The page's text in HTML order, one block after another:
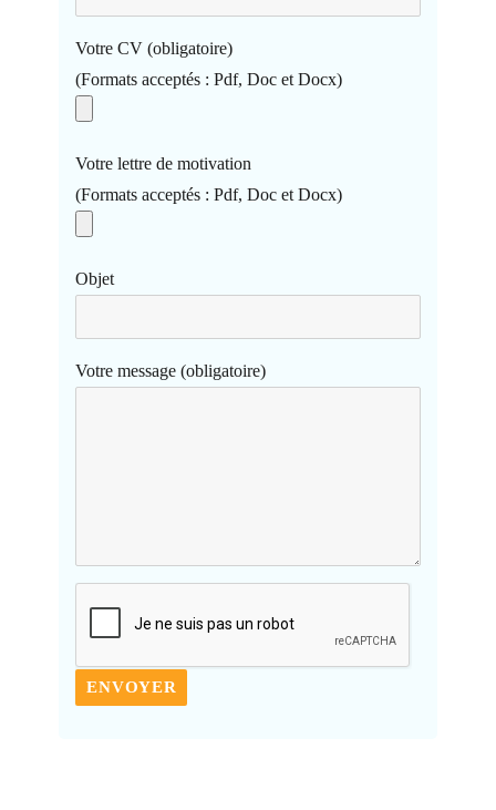
Votre CV (obligatoire)
(Formats acceptés : Pdf, Doc et Docx)
Votre lettre de motivation
(Formats acceptés : Pdf, Doc et Docx)
Objet
Votre message (obligatoire)